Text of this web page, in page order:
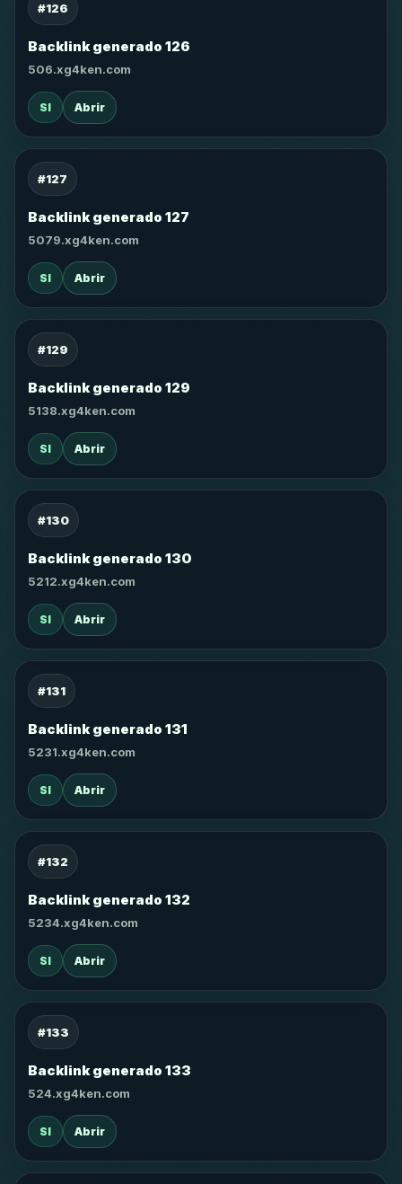
#126
Backlink generado 126
506.xg4ken.com
SI Abrir
#127
Backlink generado 127
5079.xg4ken.com
SI Abrir
#129
Backlink generado 129
5138.xg4ken.com
SI Abrir
#130
Backlink generado 130
5212.xg4ken.com
SI Abrir
#131
Backlink generado 131
5231.xg4ken.com
SI Abrir
#132
Backlink generado 132
5234.xg4ken.com
SI Abrir
#133
Backlink generado 133
524.xg4ken.com
SI Abrir